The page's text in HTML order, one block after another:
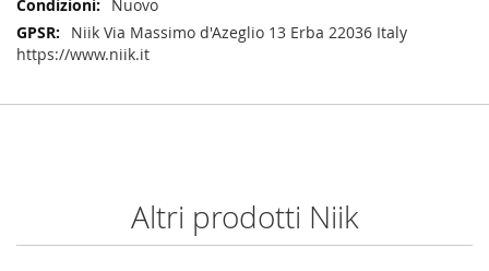
Nuovo
Niik Via Massimo d'Azeglio 13 Erba 22036 Italy
https://www.niik.it
Altri prodotti Niik